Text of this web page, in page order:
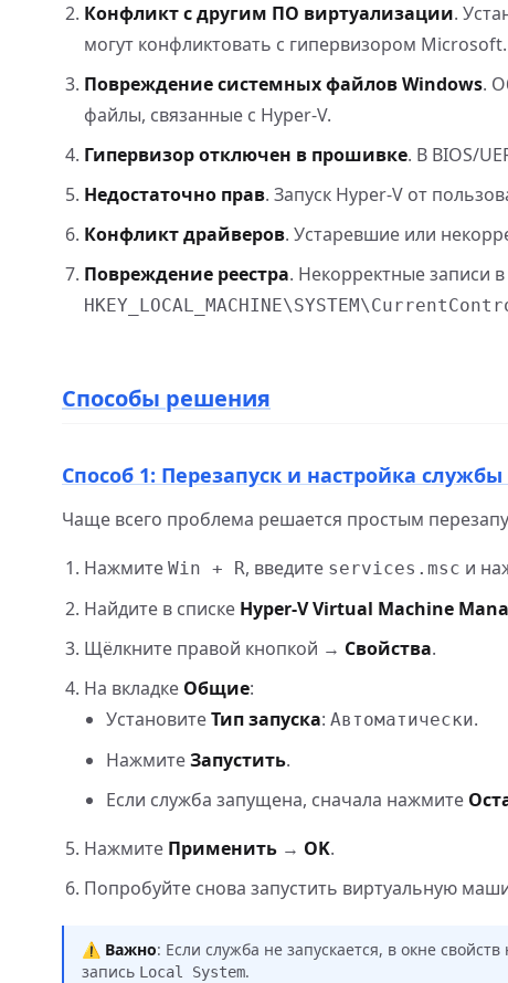
Конфликт с другим ПО виртуализации.
могут конфликтовать с гипервизором Microsoft.
Повреждение системных файлов Windows.
файлы, связанные с Hyper-V.
Гипервизор отключен в прошивке. В BIOS/
Недостаточно прав. Запуск Hyper-V от
Конфликт драйверов. Устаревшие или
Повреждение реестра. Некорректные записи в
Способы решения
Способ 1: Перезапуск и настройка службы
Чаще всего проблема решается простым
Нажмите Win + R, введите services.msc и
Найдите в списке Hyper-V Virtual Machine
Щёлкните правой кнопкой → Свойства.
На вкладке Общие:
УстановитеТип запуска: Автоматически.
НажмитеЗапустить.
Если служба запущена, сначала нажмите
Нажмите Применить → OK.
Попробуйте снова запустить виртуальную
⚠️ Важно: Если служба не запускается, в окне
запись Local System.